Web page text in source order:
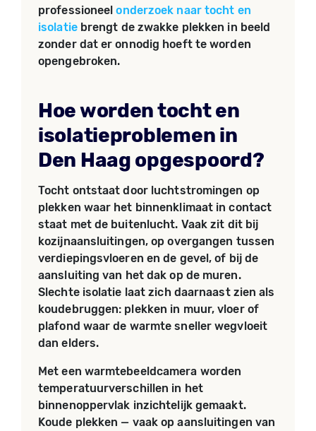
professioneelonderzoek naar tocht en
isolatiebrengt de zwakke plekken in beeld
zonder dat er onnodig hoeft te worden
opengebroken.
Hoe worden tocht en
isolatieproblemen in
Den Haag opgespoord?
Tocht ontstaat door luchtstromingen op
plekken waar het binnenklimaat in contact
staat met de buitenlucht. Vaak zit dit bij
kozijnaansluitingen, op overgangen tussen
verdiepingsvloeren en de gevel, of bij de
aansluiting van het dak op de muren.
Slechte isolatie laat zich daarnaast zien als
koudebruggen: plekken in muur, vloer of
plafond waar de warmte sneller wegvloeit
dan elders.
Met een warmtebeeldcamera worden
temperatuurverschillen in het
binnenoppervlak inzichtelijk gemaakt.
Koude plekken — vaak op aansluitingen van